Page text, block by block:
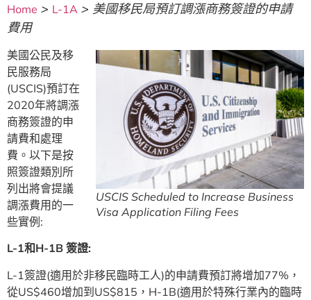
Home > L-1A > 美國移民局預訂調漲商務簽證的申請
費用
USCIS Scheduled to Increase Business
Visa Application Filing Fees
美國公民及移
民服務局
(USCIS)預訂在
2020年將調漲
商務簽證的申
請費和處理
費。以下是按
照簽證類別所
列出將會提議
調漲費用的一
些實例:
L-1和H-1B 簽證:
L-1簽證(適用於非移民臨時工人)的申請費預訂將增加77%，
從US$460增加到US$815，H-1B(適用於特殊行業內的臨時